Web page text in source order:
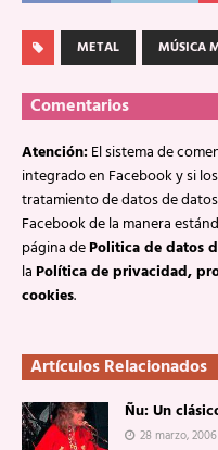
METAL MÚSICA
Comentarios
Atención:El sistema de
integrado en Facebook y si
tratamiento de datos de
Facebook de la manera
página dePolitica de datos
laPolítica de privacidad,
cookies.
Artículos Relacionados
Ñu: Un
28 marzo, 2006